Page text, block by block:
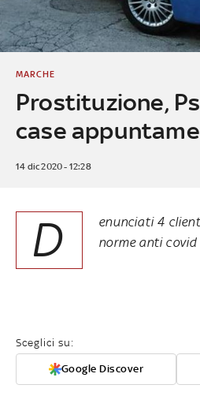
Prostituzione,
case
MARCHE
14 dic 2020 - 12:28
D
enunciati 4
norme anti covid
Sceglici su:
Google Discover